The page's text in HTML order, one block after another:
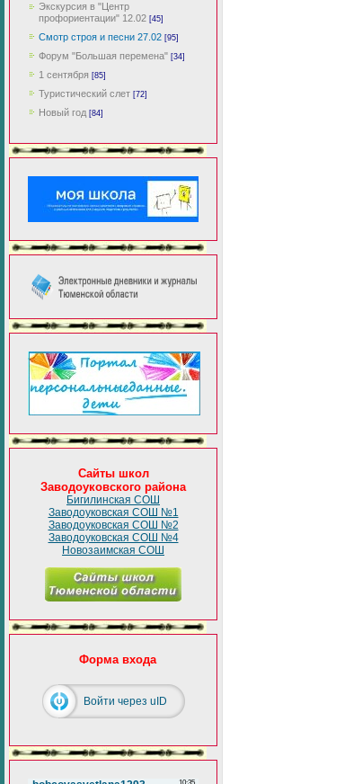
Экскурсия в "Центр
профориентации" 12.02 [45]
Смотр строя и песни 27.02 [95]
Форум "Большая перемена" [34]
1 сентября [85]
Туристический слет [72]
Новый год [84]
Сайты школ
Заводоуковского района
Бигилинская СОШ
Заводоуковская СОШ №1
Заводоуковская СОШ №2
Заводоуковская СОШ №4
Новозаимская СОШ
Форма входа
Войти через uID